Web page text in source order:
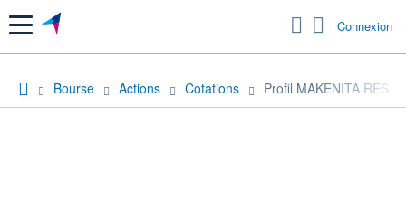
Menu Connexion
Bourse Actions Cotations Profil MAKENITA RES